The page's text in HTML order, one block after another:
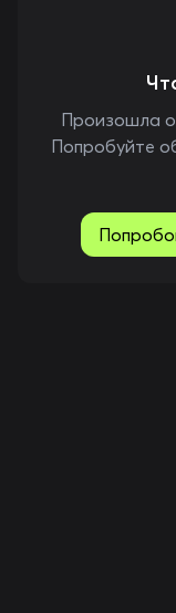
Произошла
Попробуйте